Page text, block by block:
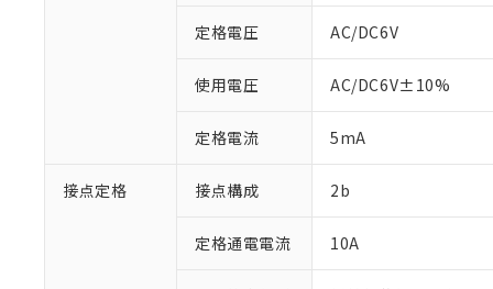
定格電圧 AC/DC6V
使用電圧 AC/DC6V±10%
定格電流 5mA
接点定格 接点構成 2b
定格通電電流 10A
当社制御機
在庫状況お
のであり、
い。
当社販売員
ている必要
六価クロム(Cr(Ⅵ))
ル（DBP） 1000ppm
但し、RoHS指令で産業
フタル酸エステル類の
※2 対応予定月
「－」：未確認で
*中国RoHS10物質の基
Pb(鉛) :1000ppm、 Hg(
Cr(Ⅵ)(六価クロム) :
DBP(フタル酸ジブチル
「ｅ」：有害物質
う）を輸出
などの必要な
ます。
当社は貴社
当社は、貴
記
号
○ 一定数
△ 一定数
－
在庫な